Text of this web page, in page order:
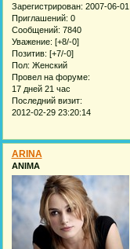
Зарегистрирован: 2007-06-01
Приглашений: 0
Сообщений: 7840
Уважение: [+8/-0]
Позитив: [+7/-0]
Пол: Женский
Провел на форуме:
17 дней 21 час
Последний визит:
2012-02-29 23:20:14
ARINA
ANIMA